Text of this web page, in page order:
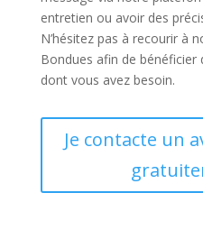
entretien ou avoir des
N’hésitez pas à recourir à
Bondues afin de bénéficier
dont vous avez besoin.
Je contacte un